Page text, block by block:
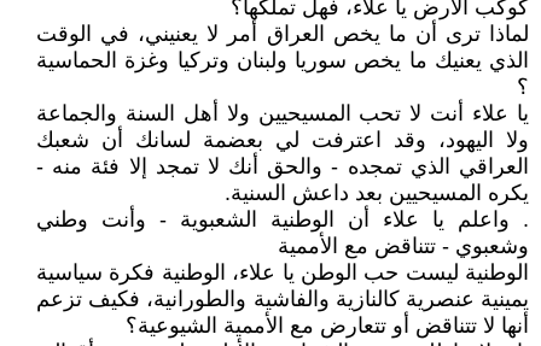
كوكب الأرض يا علاء، فهل تملكها؟
لماذا ترى أن ما يخص العراق أمر لا يعنيني، في الوقت
الذي يعنيك ما يخص سوريا ولبنان وتركيا وغزة الحماسية
؟
يا علاء أنت لا تحب المسيحيين ولا أهل السنة والجماعة
ولا اليهود، وقد اعترفت لي بعضمة لسانك أن شعبك
العراقي الذي تمجده - والحق أنك لا تمجد إلا فئة منه -
يكره المسيحيين بعد داعش السنية.
. واعلم يا علاء أن الوطنية الشعبوية - وأنت وطني
وشعبوي - تتناقض مع الأممية
الوطنية ليست حب الوطن يا علاء، الوطنية فكرة سياسية
يمينية عنصرية كالنازية والفاشية والطورانية، فكيف تزعم
أنها لا تتناقض أو تتعارض مع الأممية الشيوعية؟